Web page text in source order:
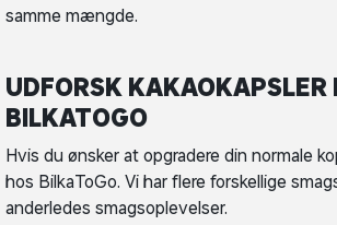
samme mængde.
UDFORSK KAKAOKAPSLER
BILKATOGO
Hvis du ønsker at opgradere din normale
hos BilkaToGo. Vi har flere forskellige
anderledes smagsoplevelser.